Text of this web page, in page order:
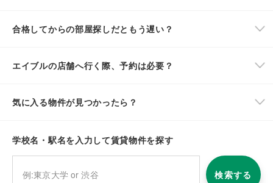
合格してからの部屋探しだともう遅い？
エイブルの店舗へ行く際、予約は必要？
気に入る物件が見つかったら？
学校名・駅名を入力して賃貸物件を探す
検索する